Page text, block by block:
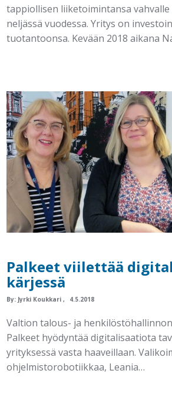
tappiollisen liiketoimintansa
neljässä vuodessa. Yritys on
tuotantoonsa. Kevään 2018 aikana
Palkeet viilettää
kärjessä
By: Jyrki Koukkari 4.5.2018
Valtion talous- ja
Palkeet hyödyntää digitalisaatiota
yrityksessä vasta haaveillaan.
ohjelmistorobotiikkaa, Leania…